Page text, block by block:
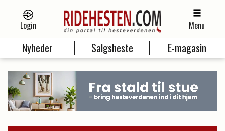
Login Menu
Nyheder Salgsheste E-magasin